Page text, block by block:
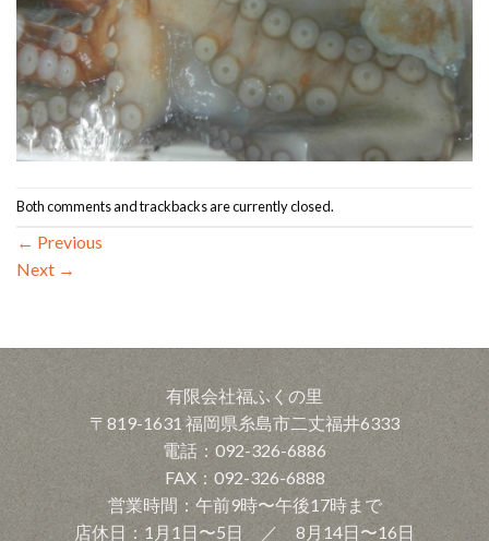
Both comments and trackbacks are currently closed.
← Previous
Next →
有限会社福ふくの里
〒819-1631 福岡県糸島市二丈福井6333
電話：092-326-6886
FAX：092-326-6888
営業時間：午前9時〜午後17時まで
店休日：1月1日〜5日 ／ 8月14日〜16日